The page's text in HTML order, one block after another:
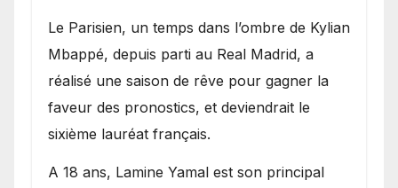
Le Parisien, un temps dans l’ombre de Kylian
Mbappé, depuis parti au Real Madrid, a
réalisé une saison de rêve pour gagner la
faveur des pronostics, et deviendrait le
sixième lauréat français.
A 18 ans, Lamine Yamal est son principal